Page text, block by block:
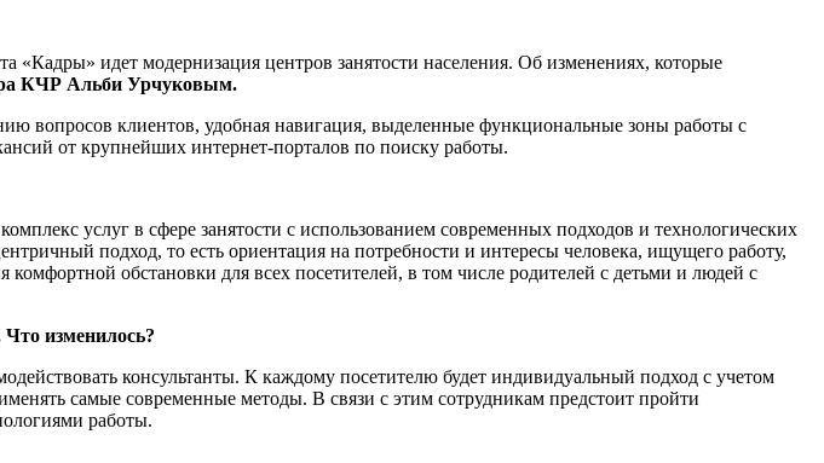
«Кадры» идет модернизация центров занятости населения. Об изменениях, которые
КЧР Альби Урчуковым.
вопросов клиентов, удобная навигация, выделенные функциональные зоны работы с
от крупнейших интернет-порталов по поиску работы.
услуг в сфере занятости с использованием современных подходов и технологических
подход, то есть ориентация на потребности и интересы человека, ищущего работу,
обстановки для всех посетителей, в том числе родителей с детьми и людей с
изменилось?
консультанты. К каждому посетителю будет индивидуальный подход с учетом
самые современные методы. В связи с этим сотрудникам предстоит пройти
работы.